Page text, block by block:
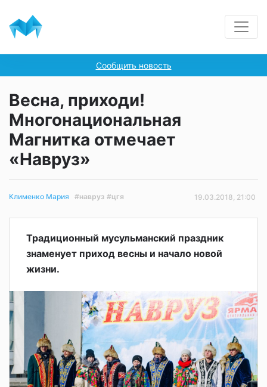
Сообщить новость
Весна, приходи!
Многонациональная
Магнитка отмечает
«Навруз»
Клименко Мария #навруз #цгя 19.03.2018, 21:00
Традиционный мусульманский праздник
знаменует приход весны и начало новой
жизни.